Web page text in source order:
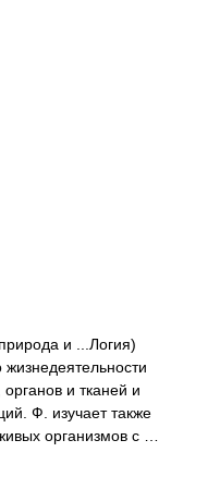
и ...Логия)
и тканей и
Ф. изучает также
организмов с …